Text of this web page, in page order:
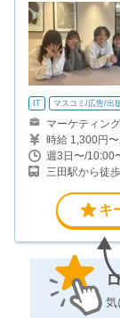
IT マスコミ/広告/出
マーケティン
時給 1,300円
週3日〜/10:00
三田駅から徒
キ
気